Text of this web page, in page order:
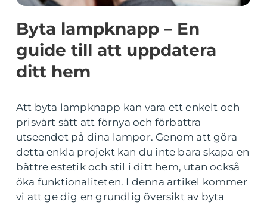
Byta lampknapp – En
guide till att uppdatera
ditt hem
Att byta lampknapp kan vara ett enkelt och
prisvärt sätt att förnya och förbättra
utseendet på dina lampor. Genom att göra
detta enkla projekt kan du inte bara skapa en
bättre estetik och stil i ditt hem, utan också
öka funktionaliteten. I denna artikel kommer
vi att ge dig en grundlig översikt av byta